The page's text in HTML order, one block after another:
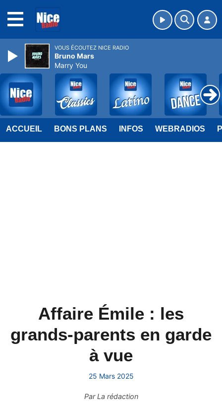
ACCUEIL BONS PLANS INFOS WEBRADIOS
Affaire Émile : les
grands-parents en garde
à vue
25 Mars 2025
ParLa rédaction
VOUS ÉCOUTEZ NICE RADIO
Bruno Mars
Marry You